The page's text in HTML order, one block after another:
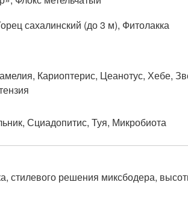
сахалинский (до 3 м), Фитолакка
Кариоптерис, Цеанотус, Хебе,
Сциадопитис, Туя, Микробиота
стилевого решения миксбодера,